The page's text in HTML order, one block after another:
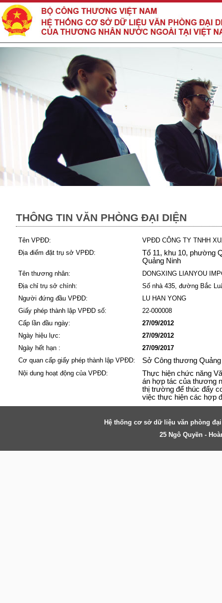
THÔNG TIN VĂN PHÒNG ĐẠI DIỆN
Tên VPĐD:
VPĐD CÔNG TY TNHH
Địa điểm đặt trụ sở VPĐD:
Tổ 11, khu 10, phường
Quảng Ninh
Tên thương nhân:
DONGXING LIANYOU
Địa chỉ trụ sở chính:
Số nhà 435, đường Bắc
Người đứng đầu VPĐD:
LU HAN YONG
Giấy phép thành lập VPĐD số:
22-000008
Cấp lần đầu ngày:
27/09/2012
Ngày hiệu lực:
27/09/2012
Ngày hết hạn :
27/09/2017
Cơ quan cấp giấy phép thành lập VPĐD:
Sở Công thương
Nội dung hoạt động của VPĐD:
Thực hiện chức năng
án hợp tác của thương
thị trường để thúc đẩy
việc thực hiện các hợp
Hệ thống cơ sở dữ liệu văn phòng
25 Ngô Quyền -